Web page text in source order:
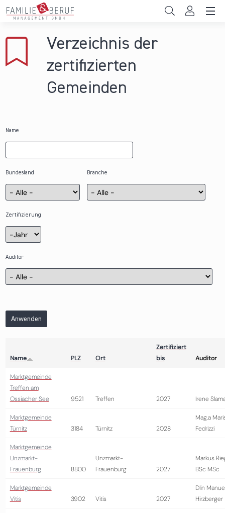
Direkt zum Inhalt
Gemeinden
Hochschulen
Verzeichnis der
zertifizierten
Gemeinden
Name
Bundesland Branche
Zertifizierung
Zertifizierung
Jahr
Auditor
Anwenden
Name PLZ Ort
Zertifiziert
bis
Auditor
Marktgemeinde
Treffen am
Ossiacher See
9521 Treffen 2027 Irene
Marktgemeinde
Türnitz
3184 Türnitz 2028
Mag.a
Fedrizzi
Marktgemeinde
Unzmarkt-
Frauenburg
8800
Unzmarkt-
Frauenburg
2027
Markus
BSc MSc
Marktgemeinde
Vitis
3902 Vitis 2027
DIin
Hirzberger